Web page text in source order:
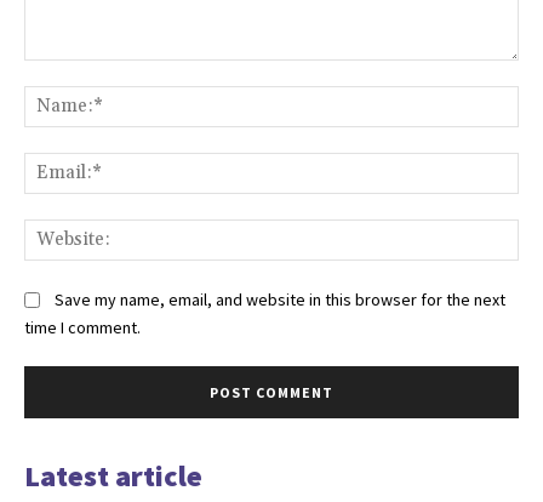
Save my name, email, and website in this browser for the next
time I comment.
Latest article